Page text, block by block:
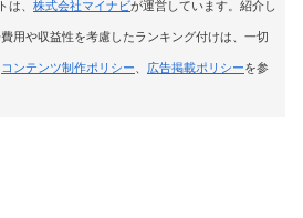
は、 株式会社マイナビが運営しています。紹介し
用や収益性を考慮したランキング付けは、一切
コンテンツ制作ポリシー、 広告掲載ポリシーを参